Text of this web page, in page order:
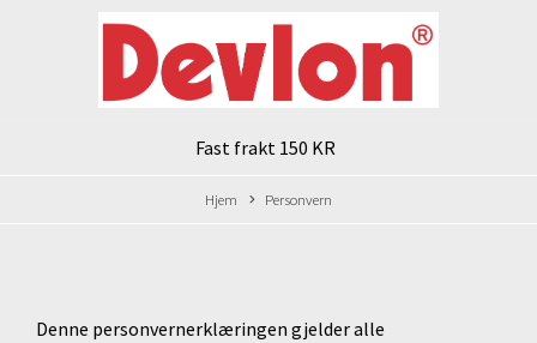
Fast frakt 150 KR
Hjem Personvern
Denne personvernerklæringen gjelder alle